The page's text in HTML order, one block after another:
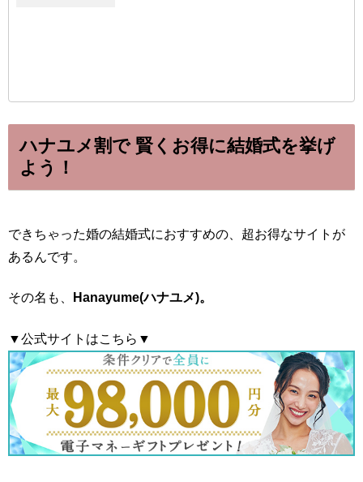
ハナユメ割で 賢くお得に結婚式を挙げ
よう！
できちゃった婚の結婚式におすすめの、超お得なサイトが
あるんです。
その名も、 Hanayume(ハナユメ)。
▼公式サイトはこちら▼